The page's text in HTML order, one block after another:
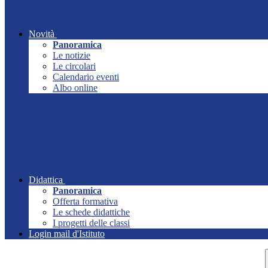
Novità
Panoramica
Le notizie
Le circolari
Calendario eventi
Albo online
Didattica
Panoramica
Offerta formativa
Le schede didattiche
I progetti delle classi
Login mail d'Istituto